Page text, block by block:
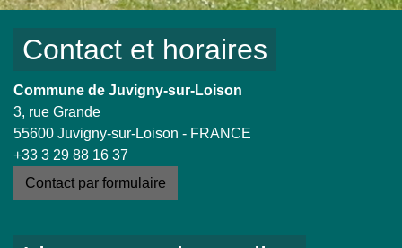
Contact et horaires
Commune de Juvigny-sur-Loison
3, rue Grande
55600 Juvigny-sur-Loison - FRANCE
+33 3 29 88 16 37
Contact par formulaire